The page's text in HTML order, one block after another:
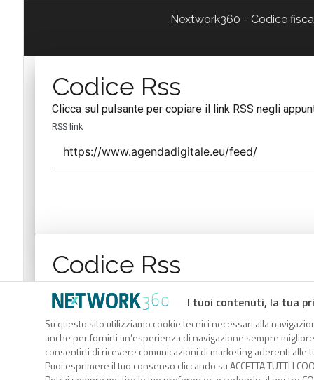
I tuoi contenuti, la tua
Su questo sito utilizziamo cookie tecnici necessari alla
anche per fornirti un’esperienza di navigazione sempre
consentirti di ricevere comunicazioni di marketing aderenti alle
Puoi esprimere il tuo consenso cliccando su ACCETTA TUTTI I
Nextwork360 - Codice
Codice Rss
Clicca sul pulsante per copiare il link RSS negli
RSS link
Codice Rss
RSS link